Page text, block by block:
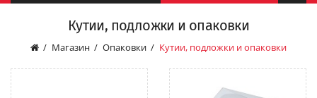
Кутии, подложки и опаковки
Магазин Опаковки Кутии, подложки и опаковки